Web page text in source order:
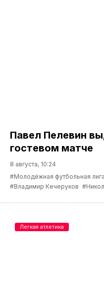
Павел Пелевин
гостевом матче
8 августа, 10:24
#Молодёжная футбольная лига
#Владимир Кечеруков
Легкая атлетика